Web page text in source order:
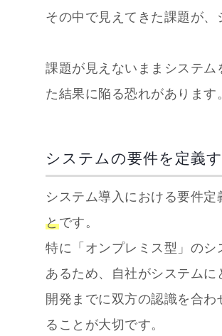
その中で見えてきた課題が、
課題が見えないままシステ
た結果に陥る恐れがあります
システムの要件を定義
システム導入における要件定
とです。
特に「オンプレミス型」の
あるため、自社がシステムに
開発までに双方の認識を合
ることが大切です。